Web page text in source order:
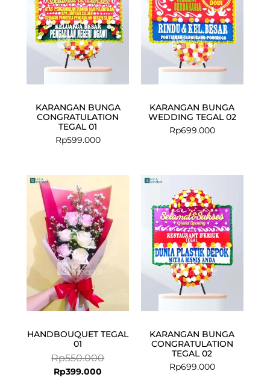
KARANGAN BUNGA
CONGRATULATION
TEGAL 01
Rp599.000
KARANGAN BUNGA
WEDDING TEGAL 02
Rp699.000
HANDBOUQUET TEGAL
01
Rp550.000
price
was:
Rp550.000.
Rp399.000
price
is:
Rp399.000.
KARANGAN BUNGA
CONGRATULATION
TEGAL 02
Rp699.000